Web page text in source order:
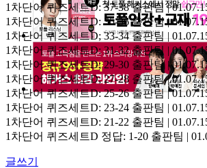
1차단어 퀴즈세트D: 37-38출판팀 |
1차단어 퀴즈세트D: 35-36출판팀 |
1차단어 퀴즈세트D; 33-34출판팀 |
1차단어 퀴즈세트D: 31-32출판팀 |
1차단어 퀴즈세트D; 29-30 출판팀 |
1차단어 퀴즈세트D; 27-28 출판팀 |
1차단어 퀴즈세트D: 25-26출판팀 |
1차단어 퀴즈세트D: 23-24 출판팀 |
1차단어 퀴즈세트D: 21-22 출판팀 |
1차단어 퀴즈세트D 정답: 1-20 출판팀 |
글쓰기